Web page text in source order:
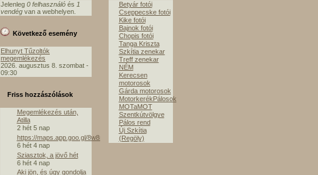
Jelenleg 0 felhasználó és 1
vendég van a webhelyen.
Következő esemény
Elhunyt Tűzoltók
megemlékezés
2026. augusztus 8. szombat -
09:30
Friss hozzászólások
Megemlékezés után,
Atilla
2 hét 5 nap
https://maps.app.goo.gl/8w8mE
6 hét 4 nap
Sziasztok, a jövő hét
6 hét 4 nap
Aki jön, és úgy gondolja
Betyár fotói
Cseppecske fotói
Kike fotói
Bajnok fotói
Chopis fotói
Tanga Kriszta
Szkítia zenekar
Treff zenekar
NÉM
Kerecsen
motorosok
Gárda motorosok
MotorkerékPálosok
MOTaMOT
Szentkútvölgye
Pálos rend
Új Szkítia
(Regöly)